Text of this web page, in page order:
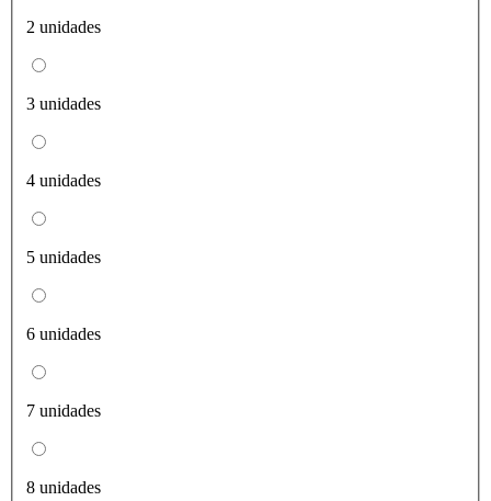
2 unidades
3 unidades
4 unidades
5 unidades
6 unidades
7 unidades
8 unidades